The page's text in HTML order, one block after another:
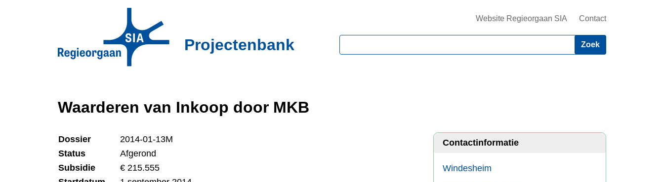
Projectenbank
Website Regieorgaan SIA Contact
Waarderen van Inkoop door MKB
Dossier
2014-01-13M
Status
Afgerond
Subsidie
€ 215.555
Contactinformatie
Windesheim